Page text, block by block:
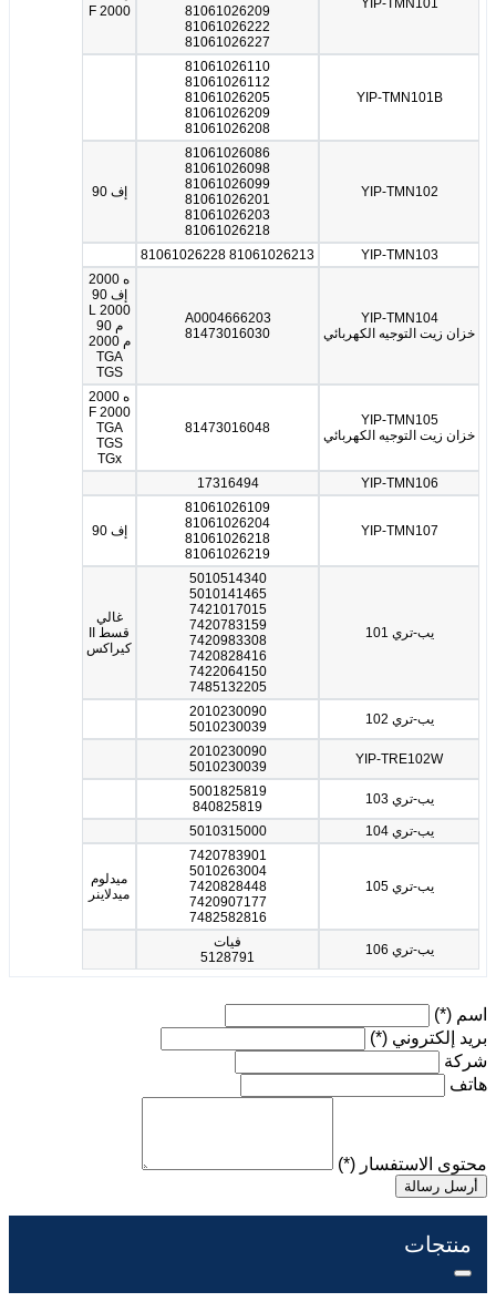
81061026209
81061026222
81061026227
F 2000
YIP-TMN101B
81061026110
81061026112
81061026205
81061026209
81061026208
YIP-TMN102
81061026086
81061026098
81061026099
81061026201
81061026203
81061026218
إف 90
YIP-TMN103
81061026213 81061026228
YIP-TMN104
خزان زيت التوجيه الكهربائي
A0004666203
81473016030
ه 2000
إف 90
L 2000
م 90
م 2000
TGA
TGS
YIP-TMN105
خزان زيت التوجيه الكهربائي
81473016048
ه 2000
F 2000
TGA
TGS
TGx
YIP-TMN106
17316494
YIP-TMN107
81061026109
81061026204
81061026218
81061026219
إف 90
يب-تري 101
5010514340
5010141465
7421017015
7420783159
7420983308
7420828416
7422064150
7485132205
غالي
قسط II
كيراكس
يب-تري 102
2010230090
5010230039
YIP-TRE102W
2010230090
5010230039
يب-تري 103
5001825819
840825819
يب-تري 104
5010315000
يب-تري 105
7420783901
5010263004
7420828448
7420907177
7482582816
ميدلوم
ميدلاينر
يب-تري 106
فيات
5128791
اسم (*)
بريد إلكتروني (*)
شركة
هاتف
محتوى الاستفسار (*)
أرسل رسالة
منتجات